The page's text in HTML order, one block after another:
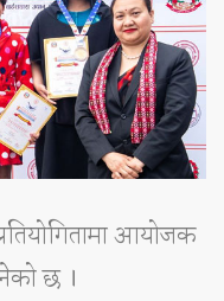
आयोजक
छ ।